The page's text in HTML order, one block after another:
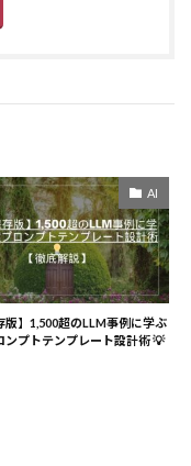
AI
版】1,500超のLLM事例に学ぶ
ンプトテンプレート設計術 💡